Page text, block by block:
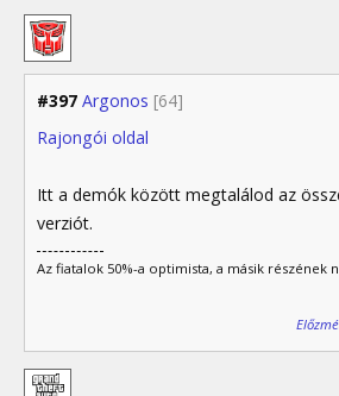
#397 Argonos [64]
Rajongói oldal
Itt a demók között megtalálod az
verziót.
Az fiatalok 50%-a optimista, a másik részének